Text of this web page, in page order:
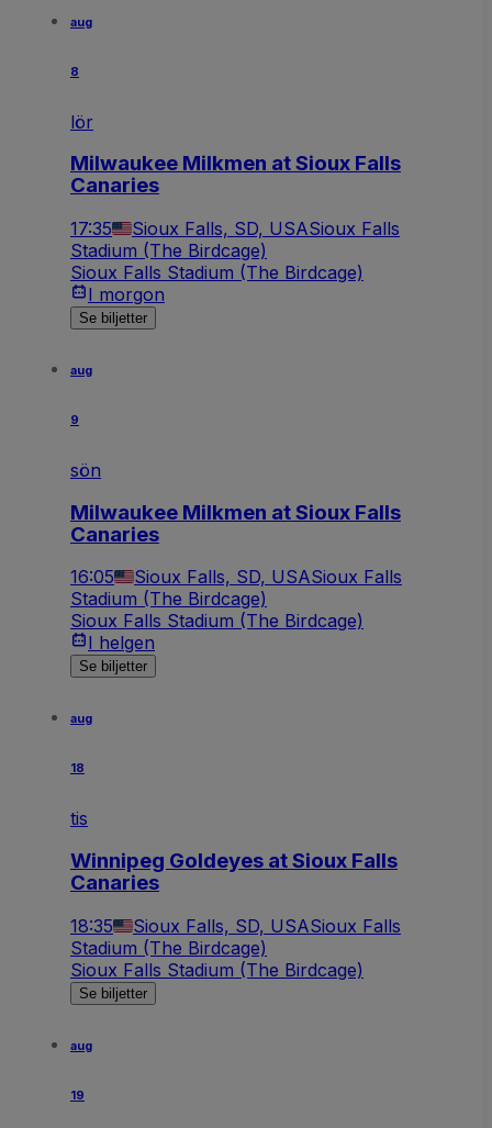
aug
8
lör
Milwaukee Milkmen at Sioux Falls
Canaries
17:35 Sioux Falls, SD, USASioux Falls
Stadium (The Birdcage)
Sioux Falls Stadium (The Birdcage)
I morgon
Se biljetter
aug
9
sön
Milwaukee Milkmen at Sioux Falls
Canaries
16:05 Sioux Falls, SD, USASioux Falls
Stadium (The Birdcage)
Sioux Falls Stadium (The Birdcage)
I helgen
Se biljetter
aug
18
tis
Winnipeg Goldeyes at Sioux Falls
Canaries
18:35 Sioux Falls, SD, USASioux Falls
Stadium (The Birdcage)
Sioux Falls Stadium (The Birdcage)
Se biljetter
aug
19